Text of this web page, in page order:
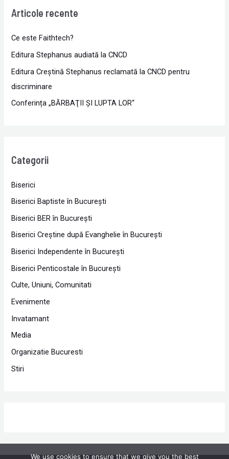
Articole recente
Ce este Faithtech?
Editura Stephanus audiată la CNCD
Editura Creștină Stephanus reclamată la CNCD pentru
discriminare
Conferința „BĂRBAŢII ŞI LUPTA LOR“
Categorii
Biserici
Biserici Baptiste în Bucureşti
Biserici BER în Bucureşti
Biserici Creştine după Evanghelie în Bucureşti
Biserici Independente în Bucureşti
Biserici Penticostale în Bucureşti
Culte, Uniuni, Comunitati
Evenimente
Invatamant
Media
Organizatie Bucuresti
Stiri
We use cookies to ensure that we give you the best